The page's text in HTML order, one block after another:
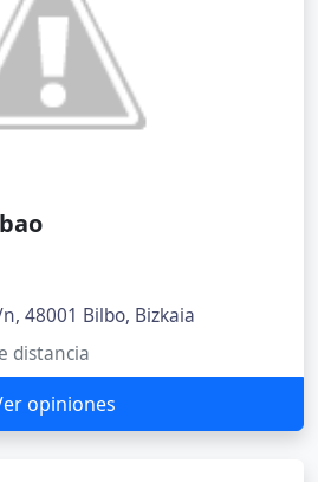
48001 Bilbo, Bizkaia
distancia
opiniones